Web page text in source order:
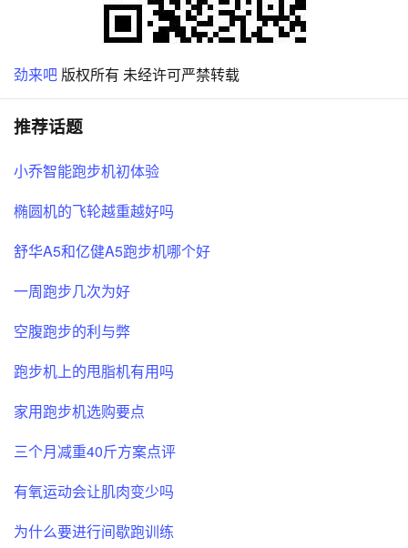
劲来吧 版权所有 未经许可严禁转载
推荐话题
小乔智能跑步机初体验
椭圆机的飞轮越重越好吗
舒华A5和亿健A5跑步机哪个好
一周跑步几次为好
空腹跑步的利与弊
跑步机上的甩脂机有用吗
家用跑步机选购要点
三个月减重40斤方案点评
有氧运动会让肌肉变少吗
为什么要进行间歇跑训练